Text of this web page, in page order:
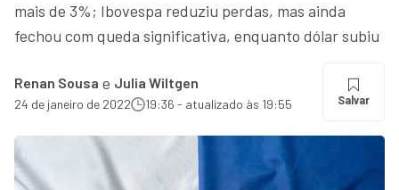
mais de 3%; Ibovespa reduziu perdas, mas ainda
fechou com queda significativa, enquanto dólar subiu
Renan Sousa e Julia Wiltgen
24 de janeiro de 2022 19:36 - atualizado às 19:55 Salvar